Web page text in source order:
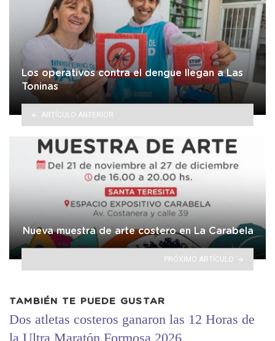
Los operativos contra el dengue llegan a Las
Toninas
ARTÍCULO ANTERIOR
Nueva muestra de arte costero en La Carabela
PRÓXIMO ARTÍCULO
TAMBIÉN TE PUEDE GUSTAR
Dos atletas costeros ganaron las 12 Horas de
la Ultra Maratón Formosa 2026